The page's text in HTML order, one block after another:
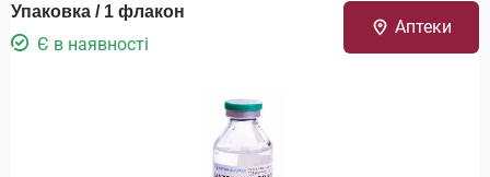
Упаковка / 1 флакон
Є в наявності
Аптеки